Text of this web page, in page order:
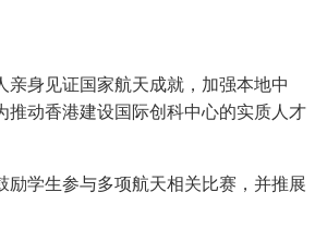
身见证国家航天成就，加强本地中
动香港建设国际创科中心的实质人才
学生参与多项航天相关比赛，并推展